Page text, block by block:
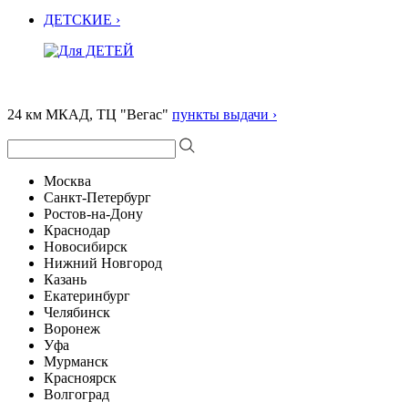
ДЕТСКИЕ ›
24 км МКАД, ТЦ "Вегас" пункты выдачи ›
Москва
Санкт-Петербург
Ростов-на-Дону
Краснодар
Новосибирск
Нижний Новгород
Казань
Екатеринбург
Челябинск
Воронеж
Уфа
Мурманск
Красноярск
Волгоград